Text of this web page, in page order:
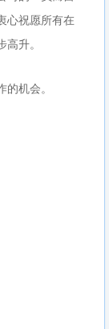
心祝愿所有在
升。
机会。